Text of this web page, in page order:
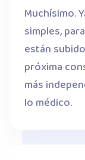
Muchísimo.
simples,
están
próxima
más
lo médico.